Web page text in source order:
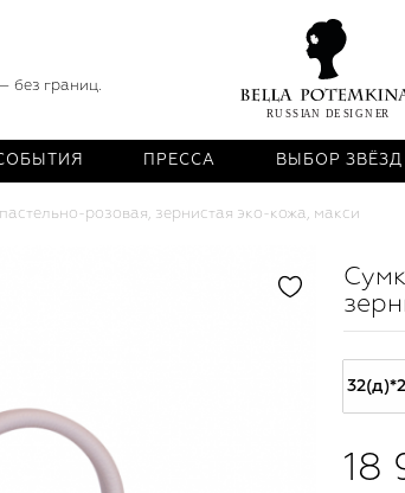
без границ.
ПРЕССА ВЫБОР ЗВЁЗД
розовая, зернистая эко-кожа, макси
18